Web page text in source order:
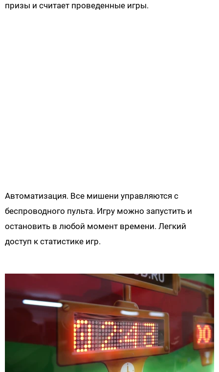
призы и считает проведенные игры.
Автоматизация. Все мишени управляются с
беспроводного пульта. Игру можно запустить и
остановить в любой момент времени. Легкий
доступ к статистике игр.